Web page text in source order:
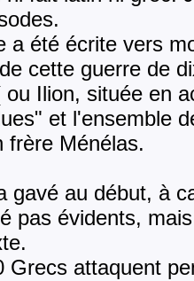
a été écrite vers
cette guerre de
ou Ilion, située en
et l'ensemble
frère Ménélas.
gavé au début, à
pas évidents,
Grecs attaquent